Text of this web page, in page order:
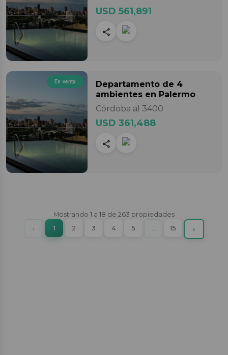
USD 561,891
En venta Departamento de 4
ambientes en Palermo
Córdoba al 3400
USD 361,488
Mostrando 1 a 18 de 263 propiedades
‹ Previous
1(current)
2 3 4 5 …More15 ›Next